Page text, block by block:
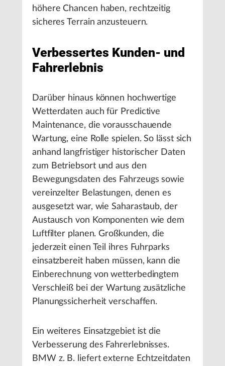
höhere Chancen haben, rechtzeitig
sicheres Terrain anzusteuern.
Verbessertes Kunden- und
Fahrerlebnis
Darüber hinaus können hochwertige
Wetterdaten auch für Predictive
Maintenance, die vorausschauende
Wartung, eine Rolle spielen. So lässt sich
anhand langfristiger historischer Daten
zum Betriebsort und aus den
Bewegungsdaten des Fahrzeugs sowie
vereinzelter Belastungen, denen es
ausgesetzt war, wie Saharastaub, der
Austausch von Komponenten wie dem
Luftfilter planen. Großkunden, die
jederzeit einen Teil ihres Fuhrparks
einsatzbereit haben müssen, kann die
Einberechnung von wetterbedingtem
Verschleiß bei der Wartung zusätzliche
Planungssicherheit verschaffen.
Ein weiteres Einsatzgebiet ist die
Verbesserung des Fahrerlebnisses.
BMW z. B. liefert externe Echtzeitdaten